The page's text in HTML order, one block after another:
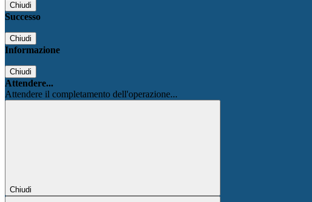
Chiudi
Successo
Chiudi
Informazione
Chiudi
Attendere...
Attendere il completamento dell'operazione...
Chiudi